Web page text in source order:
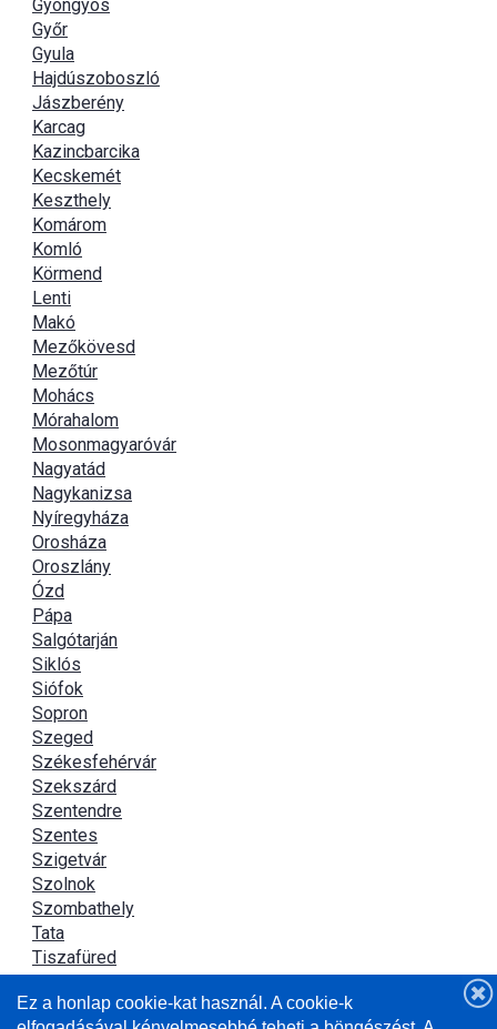
Gyöngyös
Győr
Gyula
Hajdúszoboszló
Jászberény
Karcag
Kazincbarcika
Kecskemét
Keszthely
Komárom
Komló
Körmend
Lenti
Makó
Mezőkövesd
Mezőtúr
Mohács
Mórahalom
Mosonmagyaróvár
Nagyatád
Nagykanizsa
Nyíregyháza
Orosháza
Oroszlány
Ózd
Pápa
Salgótarján
Siklós
Siófok
Sopron
Szeged
Székesfehérvár
Szekszárd
Szentendre
Szentes
Szigetvár
Szolnok
Szombathely
Tata
Tiszafüred
Újszász
Ez a honlap cookie-kat használ. A cookie-k